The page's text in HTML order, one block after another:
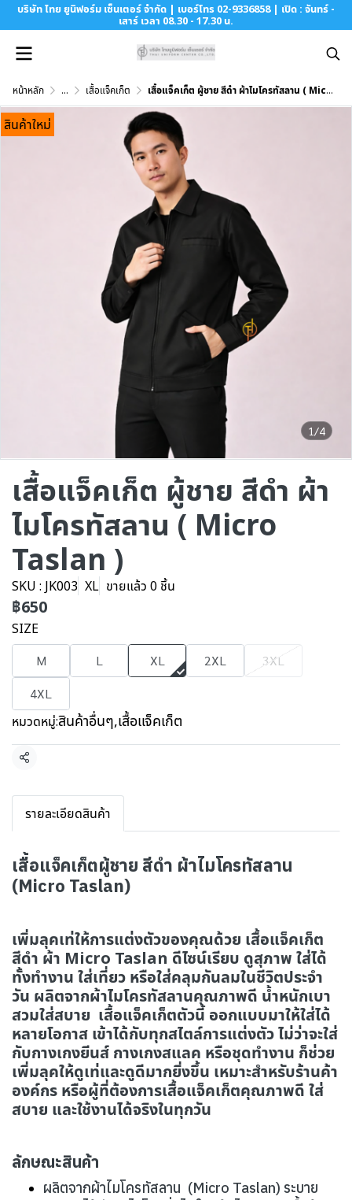
บริษัท ไทย ยูนิฟอร์ม เซ็นเตอร์ จำกัด | เบอร์โทร 02-9336858 | เปิด : จันทร์ -
เสาร์ เวลา 08.30 - 17.30 น.
หน้าหลัก ... เสื้อแจ็คเก็ต เสื้อแจ็คเก็ต ผู้ชาย สีดำ ผ้าไมโครทัสลาน ( Micro Taslan )
1/4
สินค้าใหม่
เสื้อแจ็คเก็ต ผู้ชาย สีดำ ผ้า
ไมโครทัสลาน ( Micro
Taslan )
SKU : JK003 XL ขายแล้ว 0 ชิ้น
฿650
SIZE
M L XL 2XL
3XL
4XL
หมวดหมู่:สินค้าอื่นๆ,เสื้อแจ็คเก็ต
แชร์
รายละเอียดสินค้า
เสื้อแจ็คเก็ตผู้ชาย สีดำ ผ้าไมโครทัสลาน
(Micro Taslan)
เพิ่มลุคเท่ให้การแต่งตัวของคุณด้วย เสื้อแจ็คเก็ต
สีดำ ผ้า Micro Taslan ดีไซน์เรียบ ดูสุภาพ ใส่ได้
ทั้งทำงาน ใส่เที่ยว หรือใส่คลุมกันลมในชีวิตประจำ
วัน ผลิตจากผ้าไมโครทัสลานคุณภาพดี น้ำหนักเบา
สวมใส่สบาย เสื้อแจ็คเก็ตตัวนี้ ออกแบบมาให้ใส่ได้
หลายโอกาส เข้าได้กับทุกสไตล์การแต่งตัว ไม่ว่าจะใส่
กับกางเกงยีนส์ กางเกงสแลค หรือชุดทำงาน ก็ช่วย
เพิ่มลุคให้ดูเท่และดูดีมากยิ่งขึ้น เหมาะสำหรับร้านค้า
องค์กร หรือผู้ที่ต้องการเสื้อแจ็คเก็ตคุณภาพดี ใส่
สบาย และใช้งานได้จริงในทุกวัน
ลักษณะสินค้า
ผลิตจากผ้าไมโครทัสลาน (Micro Taslan) ระบาย